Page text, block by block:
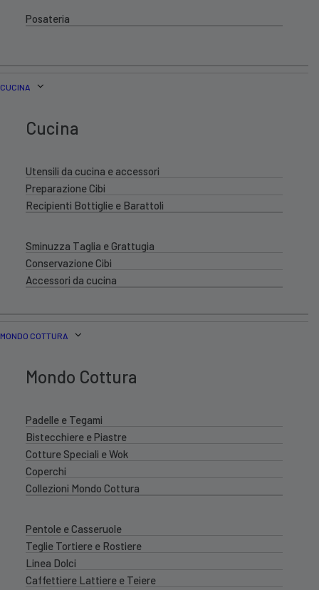
Posateria
CUCINA
Cucina
Utensili da cucina e accessori
Preparazione Cibi
Recipienti Bottiglie e Barattoli
Sminuzza Taglia e Grattugia
Conservazione Cibi
Accessori da cucina
MONDO COTTURA
Mondo Cottura
Padelle e Tegami
Bistecchiere e Piastre
Cotture Speciali e Wok
Coperchi
Collezioni Mondo Cottura
Pentole e Casseruole
Teglie Tortiere e Rostiere
Linea Dolci
Caffettiere Lattiere e Teiere